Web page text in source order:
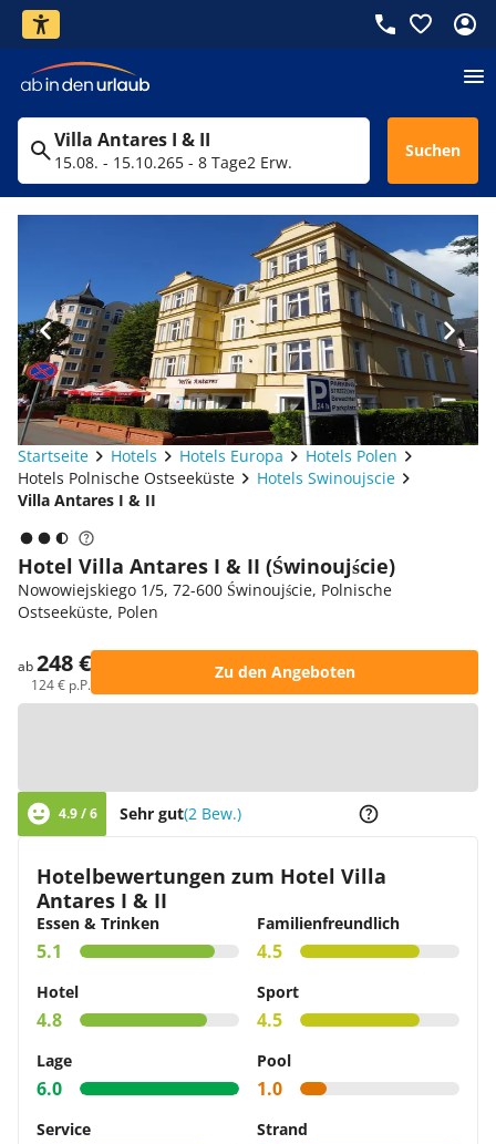
Villa Antares I & II
15.08. - 15.10.265 - 8 Tage2 Erw.
Suchen
Startseite Hotels Hotels Europa
Hotels Polen
Hotels Polnische Ostseeküste
Hotels Swinoujscie
Villa Antares I & II
Hotel Villa Antares I & II (Świnoujście)
Nowowiejskiego 1/5, 72-600 Świnoujście, Polnische
Ostseeküste, Polen
ab248 €
124 € p.P.
Zu den Angeboten
4.9 / 6 Sehr gut(2 Bew.)
Hotelbewertungen zum Hotel Villa
Antares I & II
Essen & Trinken
5.1
Familienfreundlich
4.5
Hotel
4.8
Sport
4.5
Lage
6.0
Pool
1.0
Service Strand